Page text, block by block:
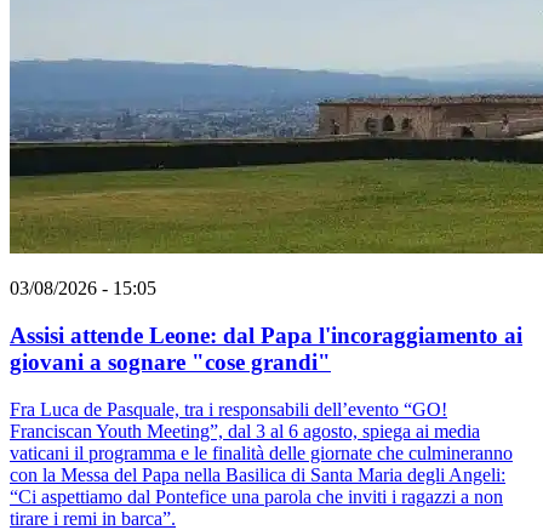
03/08/2026 - 15:05
Assisi attende Leone: dal Papa l'incoraggiamento ai
giovani a sognare "cose grandi"
Fra Luca de Pasquale, tra i responsabili dell’evento “GO!
Franciscan Youth Meeting”, dal 3 al 6 agosto, spiega ai media
vaticani il programma e le finalità delle giornate che culmineranno
con la Messa del Papa nella Basilica di Santa Maria degli Angeli:
“Ci aspettiamo dal Pontefice una parola che inviti i ragazzi a non
tirare i remi in barca”.